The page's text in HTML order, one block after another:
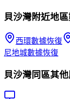
貝沙灣附近地區
西環數據恢復
尼地城數據恢復
貝沙灣同區其